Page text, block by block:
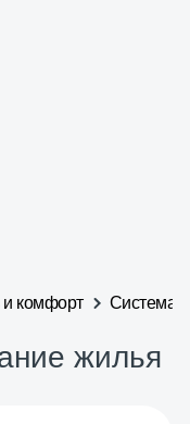
и комфорт Система
жилья